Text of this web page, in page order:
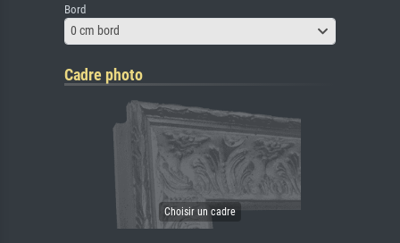
Bord
0 cm bord
Cadre photo